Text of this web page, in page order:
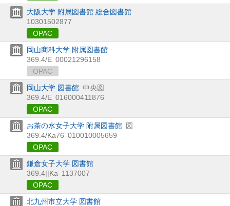
大阪大学 附属図書館 総合図書館
10301502877
OPAC
岡山商科大学 附属図書館
369.4/E 00021296158
OPAC
岡山大学 図書館 中央図
369.4/E 016000411876
OPAC
お茶の水女子大学 附属図書館 図
369.4/Ka76 010010005659
OPAC
鎌倉女子大学 図書館
369.4||Ka 1137007
OPAC
北九州市立大学 図書館